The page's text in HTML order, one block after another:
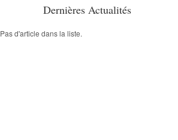
Dernières Actualités
Pas d'article dans la liste.